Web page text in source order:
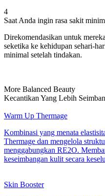
4
Saat Anda ingin rasa sakit
Direkomendasikan untuk
seketika ke kehidupan sehari-
minimal setelah tindakan.
More Balanced Beauty
Kecantikan Yang Lebih
Warm Up Thermage
Kombinasi yang menata
Thermage dan mengelola
menggabungkan RE2O.
keseimbangan kulit secara
Skin Booster